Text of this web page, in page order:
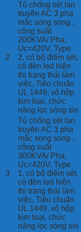
2
Tủ chống sét lan
truyền AC 3 pha
mắc song song ,
công suất
200KVA/ Pha,
Uc=420V, Type
2, có bộ điếm sét,
có đèn led hiện
thị trạng thái làm
việc, Tiêu chuẩn
UL 1449, vỏ hộp
kim loại, chức
năng lọc sóng sin
3
Tủ chống sét lan
truyền AC 3 pha
mắc song song ,
công suất
300KVA/ Pha,
Uc=420V, Type
1, có bộ điếm sét,
có đèn led hiện
thị trạng thái làm
việc, Tiêu chuẩn
UL 1449, vỏ hộp
kim loại, chức
năng lọc sóng sin